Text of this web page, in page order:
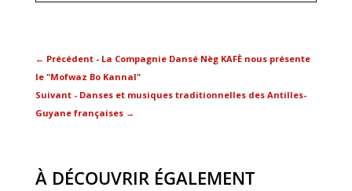
← Précédent - La Compagnie Dansé Nèg KAFÈ nous présente
le "Mofwaz Bo Kannal"
Suivant - Danses et musiques traditionnelles des Antilles-
Guyane françaises→
À DÉCOUVRIR ÉGALEMENT